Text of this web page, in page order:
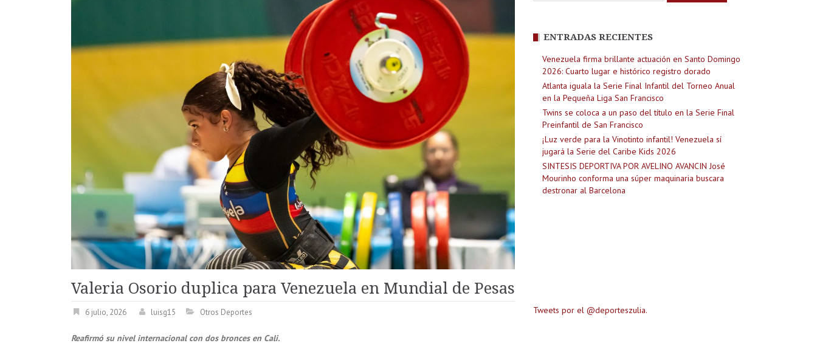
Valeria Osorio duplica para Venezuela en Mundial de Pesas
6 julio, 2026 luisg15 Otros Deportes
Reafirmó su nivel internacional con dos bronces en Cali.
ENTRADAS RECIENTES
Venezuela firma brillante actuación en Santo Domingo
2026: Cuarto lugar e histórico registro dorado
Atlanta iguala la Serie Final Infantil del Torneo Anual
en la Pequeña Liga San Francisco
Twins se coloca a un paso del título en la Serie Final
Preinfantil de San Francisco
¡Luz verde para la Vinotinto infantil! Venezuela sí
jugará la Serie del Caribe Kids 2026
SINTESIS DEPORTIVA POR AVELINO AVANCIN José
Mourinho conforma una súper maquinaria buscara
destronar al Barcelona
Tweets por el @deporteszulia.